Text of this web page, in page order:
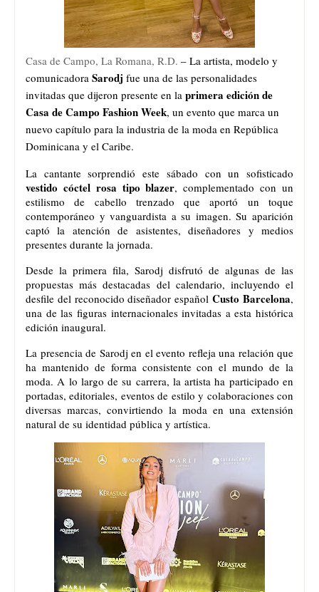
Casa de Campo, La Romana, R.D. – La artista, modelo y
comunicadora Sarodj fue una de las personalidades
invitadas que dijeron presente en la primera edición de
Casa de Campo Fashion Week, un evento que marca un
nuevo capítulo para la industria de la moda en República
Dominicana y el Caribe.
vestido cóctel rosa tipo blazer, complementado con un
estilismo de cabello trenzado que aportó un toque
contemporáneo y vanguardista a su imagen. Su aparición
captó la atención de asistentes, diseñadores y medios
presentes durante la jornada.
Desde la primera fila, Sarodj disfrutó de algunas de las
propuestas más destacadas del calendario, incluyendo el
desfile del reconocido diseñador español Custo Barcelona,
una de las figuras internacionales invitadas a esta histórica
edición inaugural.
La presencia de Sarodj en el evento refleja una relación que
ha mantenido de forma consistente con el mundo de la
moda. A lo largo de su carrera, la artista ha participado en
portadas, editoriales, eventos de estilo y colaboraciones con
diversas marcas, convirtiendo la moda en una extensión
natural de su identidad pública y artística.